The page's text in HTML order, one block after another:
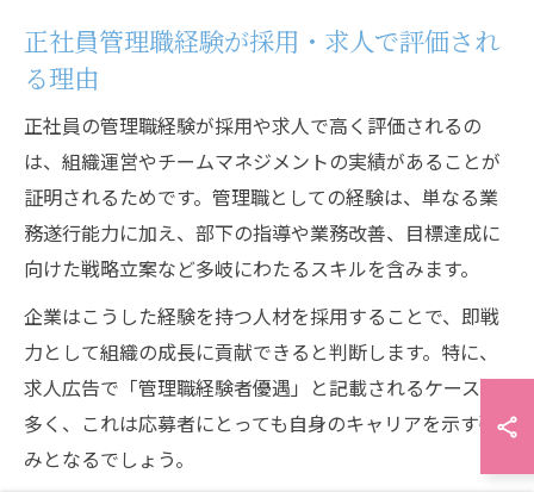
正社員管理職経験が採用・求人で評価され
る理由
正社員の管理職経験が採用や求人で高く評価されるの
は、組織運営やチームマネジメントの実績があることが
証明されるためです。管理職としての経験は、単なる業
務遂行能力に加え、部下の指導や業務改善、目標達成に
向けた戦略立案など多岐にわたるスキルを含みます。
企業はこうした経験を持つ人材を採用することで、即戦
力として組織の成長に貢献できると判断します。特に、
求人広告で「管理職経験者優遇」と記載されるケースは
多く、これは応募者にとっても自身のキャリアを示す強
みとなるでしょう。